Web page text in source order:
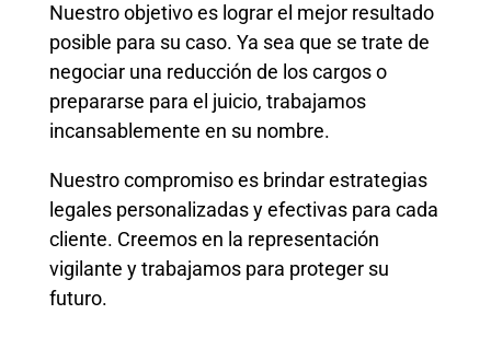
Nuestro objetivo es lograr el mejor resultado
posible para su caso. Ya sea que se trate de
negociar una reducción de los cargos o
prepararse para el juicio, trabajamos
incansablemente en su nombre.
Nuestro compromiso es brindar estrategias
legales personalizadas y efectivas para cada
cliente. Creemos en la representación
vigilante y trabajamos para proteger su
futuro.